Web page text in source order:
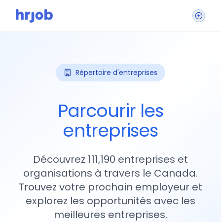
Répertoire d'entreprises
Parcourir les
entreprises
Découvrez 111,190 entreprises et
organisations à travers le Canada.
Trouvez votre prochain employeur et
explorez les opportunités avec les
meilleures entreprises.